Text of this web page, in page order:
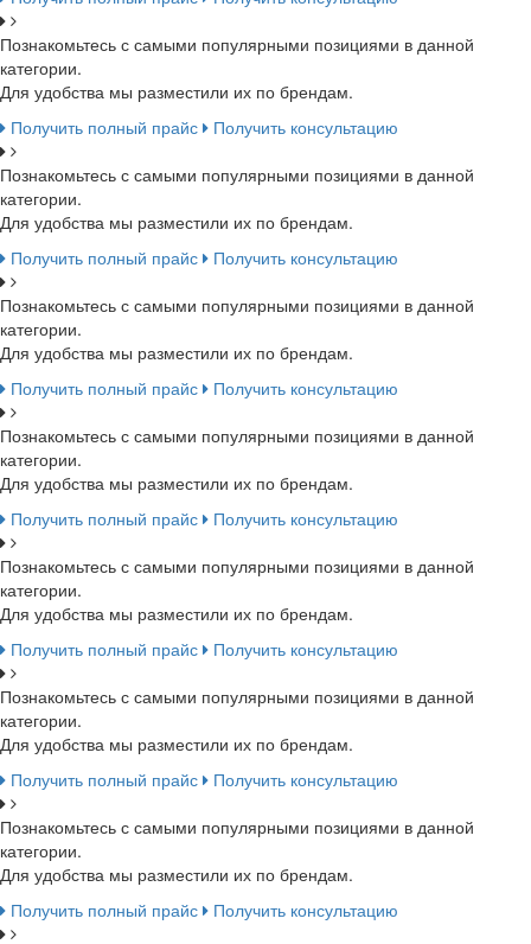
Познакомьтесь с самыми популярными позициями в данной
категории.
Для удобства мы разместили их по брендам.
Получить полный прайс
Получить консультацию
Познакомьтесь с самыми популярными позициями в данной
категории.
Для удобства мы разместили их по брендам.
Получить полный прайс
Получить консультацию
Познакомьтесь с самыми популярными позициями в данной
категории.
Для удобства мы разместили их по брендам.
Получить полный прайс
Получить консультацию
Познакомьтесь с самыми популярными позициями в данной
категории.
Для удобства мы разместили их по брендам.
Получить полный прайс
Получить консультацию
Познакомьтесь с самыми популярными позициями в данной
категории.
Для удобства мы разместили их по брендам.
Получить полный прайс
Получить консультацию
Познакомьтесь с самыми популярными позициями в данной
категории.
Для удобства мы разместили их по брендам.
Получить полный прайс
Получить консультацию
Познакомьтесь с самыми популярными позициями в данной
категории.
Для удобства мы разместили их по брендам.
Получить полный прайс
Получить консультацию